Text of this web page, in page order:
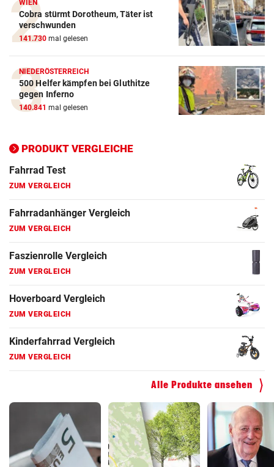
WIEN
Cobra stürmt Dorotheum, Täter ist
verschwunden
141.730 mal gelesen
NIEDERÖSTERREICH
500 Helfer kämpfen bei Gluthitze
gegen Inferno
140.841 mal gelesen
PRODUKT VERGLEICHE
Action-Cam Vergleich
ZUM VERGLEICH
E-Bike Vergleich
ZUM VERGLEICH
ZUM VERGLEICH
Ergometer Vergleich
Fahrrad Test
Fahrradanhänger Vergleich
Faszienrolle Vergleich
Hoverboard Vergleich
ZUM VERGLEICH
Alle Produkte ansehen